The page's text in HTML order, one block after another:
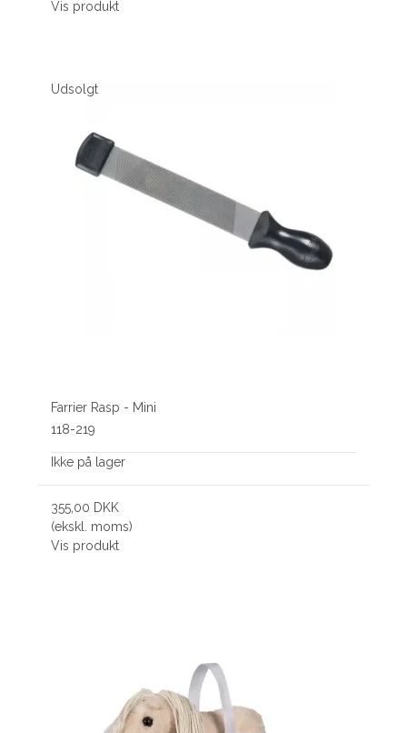
Vis produkt
Udsolgt
Farrier Rasp - Mini
118-219
Ikke på lager
355,00 DKK
(ekskl. moms)
Vis produkt